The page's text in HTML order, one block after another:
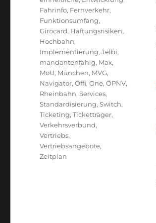
Fahrinfo, Fernverkehr,
Funktionsumfang,
Girocard, Haftungsrisiken,
Hochbahn,
Implementierung,Jelbi,
mandantenfähig, Max,
MoU, München, MVG,
Navigator,Öffi,One,ÖPNV,
Rheinbahn,Services,
Standardisierung,Switch,
Ticketing,Ticketträger,
Verkehrsverbund,
Vertriebs,
Vertriebsangebote,
Zeitplan